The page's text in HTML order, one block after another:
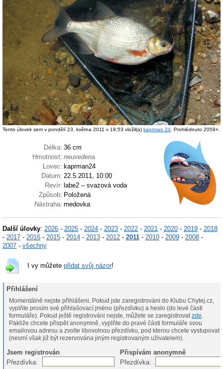
Tento úlovek sem v pondělí 23. května 2011 v 19:53 vložil(a) kaprman 24. Prohlédnuto 2059×.
Délka: 36 cm
Hmotnost: neuvedena
Lovec: kaprman24
Datum: 22.5.2011, 10:00
Revír: labe2 – svazová voda
Způsob: Položená
Nástraha: medovka
Další úlovky: 2026 - 2025 - 2024 - 2023 - 2022 - 2021 - 2020 - 2019 - 2018
- 2017 - 2016 - 2015 - 2014 - 2013 - 2012 - 2011 - 2010 - 2009 - 2008 -
2007 - všechny
I vy můžete přidat svůj názor!
Přihlášení
Momentálně nejste přihlášeni. Pokud jste zaregistrováni do Klubu Chytej.cz,
vyplňte prosím své přihlašovací jméno (přezdívku) a heslo (do levé části
formuláře). Pokud ještě registrováni nejste, můžete se zaregistrovatzde
Pakliže chcete přispět anonymně, vyplňte do pravé části formuláře svou
emailovou adresu a zvolte libovolnou přezdívku, pod kterou chcete vystupovat
(nesmí však již být rezervována jiným registrovaným uživatelem).
Jsem registrován
Přispívám anonymně
Přezdívka:
Přezdívka: